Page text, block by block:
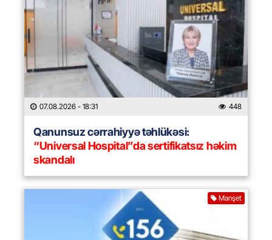
07.08.2026 - 18:31 448
Qanunsuz cərrahiyyə təhlükəsi:
“Universal Hospital”da sertifikatsız həkim
skandalı
Manşet